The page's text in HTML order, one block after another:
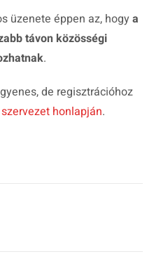
üzenete éppen az, hogy a
távon közösségi
.
de regisztrációhoz
honlapján.